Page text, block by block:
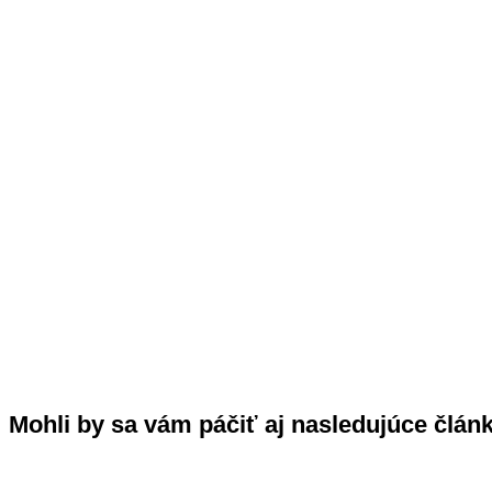
Mohli by sa vám páčiť aj nasledujúce